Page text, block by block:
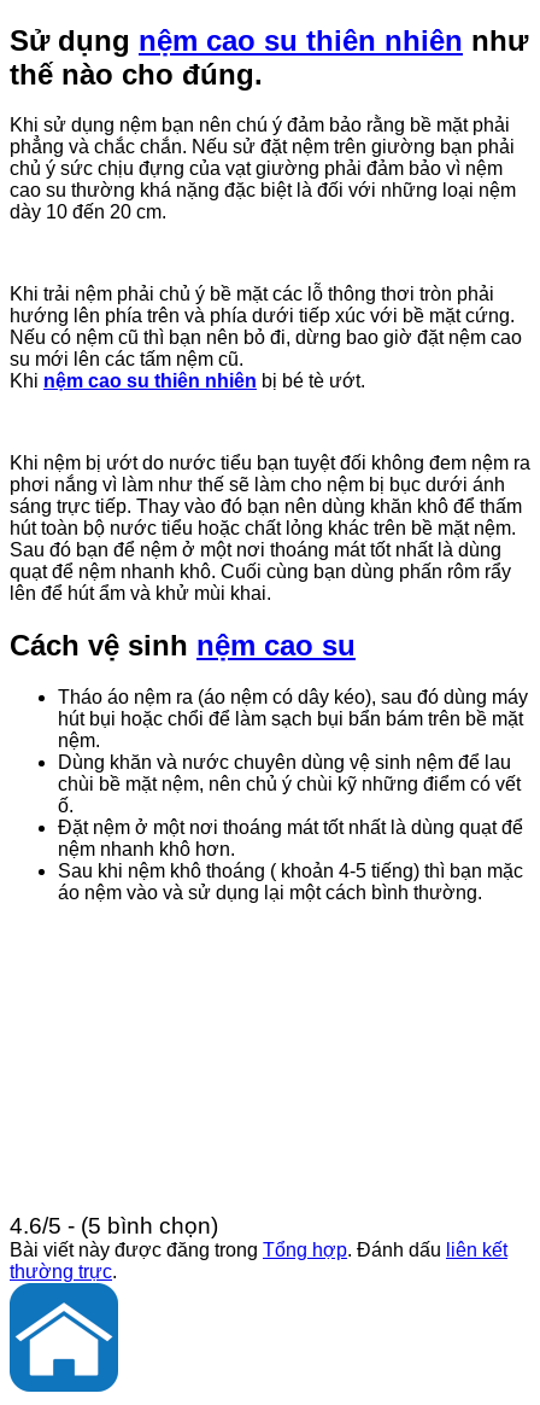
Sử dụng nệm cao su thiên nhiên như
thế nào cho đúng.
Khi sử dụng nệm bạn nên chú ý đảm bảo rằng bề mặt phải
phẳng và chắc chắn. Nếu sử đặt nệm trên giường bạn phải
chủ ý sức chịu đựng của vạt giường phải đảm bảo vì nệm
cao su thường khá nặng đặc biệt là đối với những loại nệm
dày 10 đến 20 cm.
Khi trải nệm phải chủ ý bề mặt các lỗ thông thơi tròn phải
hướng lên phía trên và phía dưới tiếp xúc với bề mặt cứng.
Nếu có nệm cũ thì bạn nên bỏ đi, dừng bao giờ đặt nệm cao
su mới lên các tấm nệm cũ.
Khi nệm cao su thiên nhiên bị bé tè ướt.
Khi nệm bị ướt do nước tiểu bạn tuyệt đối không đem nệm ra
phơi nắng vì làm như thế sẽ làm cho nệm bị bục dưới ánh
sáng trực tiếp. Thay vào đó bạn nên dùng khăn khô để thấm
hút toàn bộ nước tiểu hoặc chất lỏng khác trên bề mặt nệm.
Sau đó bạn để nệm ở một nơi thoáng mát tốt nhất là dùng
quạt để nệm nhanh khô. Cuối cùng bạn dùng phấn rôm rẩy
lên để hút ẩm và khử mùi khai.
Cách vệ sinh nệm cao su
Tháo áo nệm ra (áo nệm có dây kéo), sau đó dùng máy
hút bụi hoặc chổi để làm sạch bụi bẩn bám trên bề mặt
nệm.
Dùng khăn và nước chuyên dùng vệ sinh nệm để lau
chùi bề mặt nệm, nên chủ ý chùi kỹ những điểm có vết
ố.
Đặt nệm ở một nơi thoáng mát tốt nhất là dùng quạt để
nệm nhanh khô hơn.
Sau khi nệm khô thoáng ( khoản 4-5 tiếng) thì bạn mặc
áo nệm vào và sử dụng lại một cách bình thường.
4.6/5 - (5 bình chọn)
Bài viết này được đăng trong Tổng hợp. Đánh dấu liên kết
thường trực.